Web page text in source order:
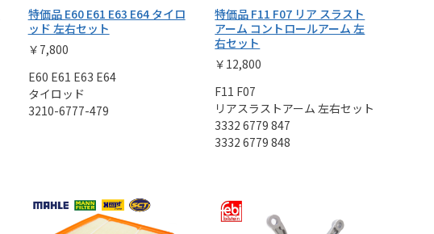
特価品 E60 E61 E63 E64 タイロ
ッド 左右セット
￥7,800
E60 E61 E63 E64
タイロッド
3210-6777-479
特価品 F11 F07 リア スラスト
アーム コントロールアーム 左
右セット
￥12,800
F11 F07
リアスラストアーム 左右セット
3332 6779 847
3332 6779 848